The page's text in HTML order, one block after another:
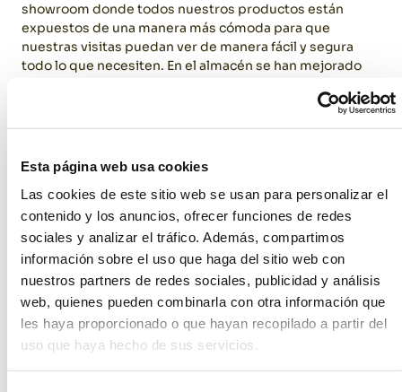
Esta página web usa cookies
Las cookies de este sitio web se usan para personalizar el
contenido y los anuncios, ofrecer funciones de redes
sociales y analizar el tráfico. Además, compartimos
información sobre el uso que haga del sitio web con
nuestros partners de redes sociales, publicidad y análisis
web, quienes pueden combinarla con otra información que
les haya proporcionado o que hayan recopilado a partir del
uso que haya hecho de sus servicios.
showroom donde todos nuestros productos están
expuestos de una manera más cómoda para que
nuestras visitas puedan ver de manera fácil y segura
todo lo que necesiten. En el almacén se han mejorado
punto de nuestros productos con varios procesos de